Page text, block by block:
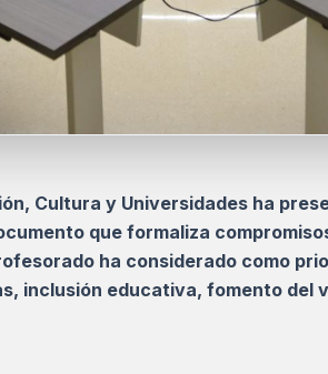
Cultura y Universidades ha
que formaliza
ha considerado como
inclusión educativa, fomento del